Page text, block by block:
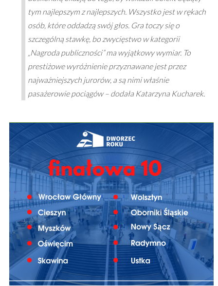
tym najlepszym z najlepszych. Wszystko jest w rękach
osób, które oddadzą swój głos. Gra toczy się o
szczególną stawkę, bo zwycięstwo w kategorii
„Nagroda publiczności” ma wyjątkowy wymiar. To
prestiżowe wyróżnienie przyznawane jest przez
najważniejszych jurorów, a są nimi właśnie
pasażerowie pociągów – dodała Katarzyna Kucharek.